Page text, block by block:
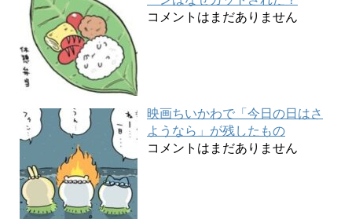
コメントはまだありません
映画ちいかわで「今日の日はさ
ようなら」が残したもの
コメントはまだありません